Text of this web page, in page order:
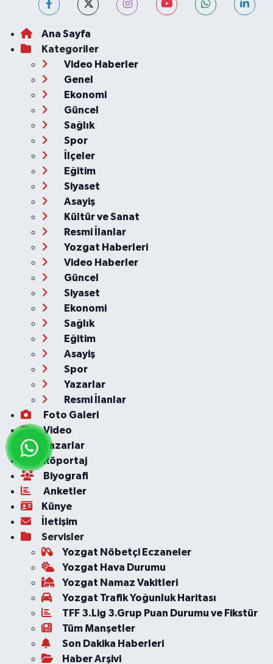
Ana Sayfa
Kategoriler
Video Haberler
Genel
Ekonomi
Güncel
Sağlık
Spor
İlçeler
Eğitim
Siyaset
Asayiş
Kültür ve Sanat
Resmi İlanlar
Yozgat Haberleri
Video Haberler
Güncel
Siyaset
Ekonomi
Sağlık
Eğitim
Asayiş
Spor
Yazarlar
Resmi İlanlar
Foto Galeri
Video
Yazarlar
Röportaj
Biyografi
Anketler
Künye
İletişim
Servisler
Yozgat Nöbetçi Eczaneler
Yozgat Hava Durumu
Yozgat Namaz Vakitleri
Yozgat Trafik Yoğunluk Haritası
TFF 3.Lig 3.Grup Puan Durumu ve Fikstür
Tüm Manşetler
Son Dakika Haberleri
Haber Arşivi